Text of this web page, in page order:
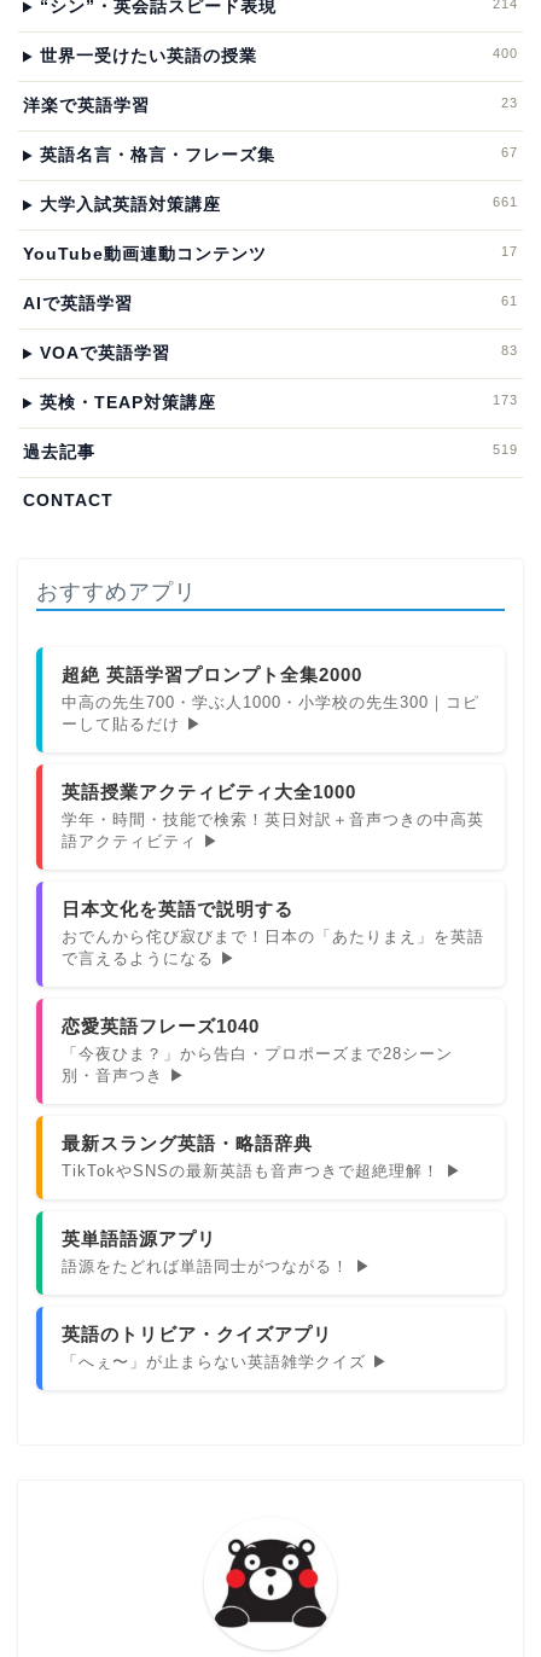
“シン”・英会話スピード表現 214
世界一受けたい英語の授業 400
洋楽で英語学習 23
英語名言・格言・フレーズ集 67
大学入試英語対策講座 661
YouTube動画連動コンテンツ 17
AIで英語学習 61
VOAで英語学習 83
英検・TEAP対策講座 173
過去記事 519
CONTACT
おすすめアプリ
超絶 英語学習プロンプト全集2000
中高の先生700・学ぶ人1000・小学校の先生300｜コピ
ーして貼るだけ ▶
英語授業アクティビティ大全1000
学年・時間・技能で検索！英日対訳＋音声つきの中高英
語アクティビティ ▶
日本文化を英語で説明する
おでんから侘び寂びまで！日本の「あたりまえ」を英語
で言えるようになる ▶
恋愛英語フレーズ1040
「今夜ひま？」から告白・プロポーズまで28シーン
別・音声つき ▶
最新スラング英語・略語辞典
TikTokやSNSの最新英語も音声つきで超絶理解！ ▶
英単語語源アプリ
語源をたどれば単語同士がつながる！ ▶
英語のトリビア・クイズアプリ
「へぇ〜」が止まらない英語雑学クイズ ▶